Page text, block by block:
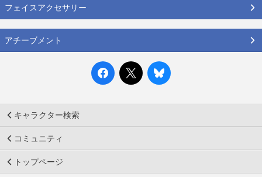
フェイスアクセサリー
アチーブメント
キャラクター検索
コミュニティ
トップページ